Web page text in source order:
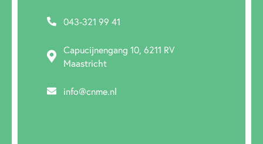
043-321 99 41
Capucijnengang 10, 6211 RV
Maastricht
info@cnme.nl